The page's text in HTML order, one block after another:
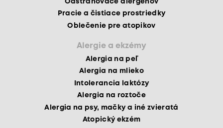
Odstraňovače alergénov
Pracie a čistiace prostriedky
Oblečenie pre atopikov
Alergie a ekzémy
Alergia na peľ
Alergia na mlieko
Intolerancia laktózy
Alergia na roztoče
Alergia na psy, mačky a iné zvieratá
Atopický ekzém